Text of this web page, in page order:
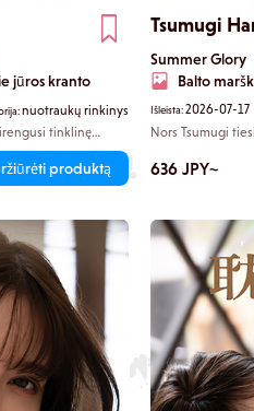
jūros kranto
nuotraukų rinkinys
tinklinę
bikinis, o švelniai
ištirpdami
produktą
Tsumugi
Summer Glory
Balto
Išleista:2026-07-17
Nors Tsumugi
trumpą
veidu, o tuo
apačią, todėl
636 JPY~